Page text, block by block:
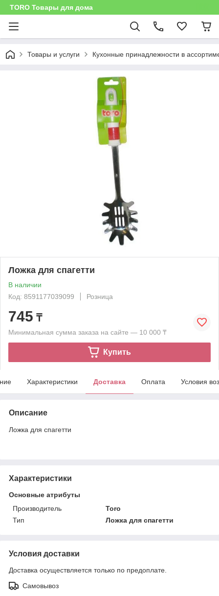
TORO Товары для дома
Товары и услуги Кухонные принадлежности в
Ложка для спагетти
В наличии
Код: 8591177039099
Розница
745 ₸
Минимальная сумма заказа на сайте — 10 000 ₸
Купить
Характеристики Доставка Оплата Условия
Описание
Ложка для спагетти
Характеристики
Основные атрибуты
Производитель
Toro
Тип
Ложка для спагетти
Условия доставки
Доставка осуществляется только по предоплате.
Самовывоз